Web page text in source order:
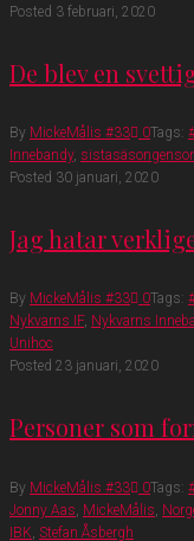
Posted 3 februari, 2020
De blev en
By MickeMålis #33 0Tags:
Innebandy,
Posted 30 januari, 2020
Jag hatar
By MickeMålis #33 0Tags:
Nykvarns IF, Nykvarns
Unihoc
Posted 23 januari, 2020
Personer som
By MickeMålis #33 0Tags:
Jonny Aas MickeMålis
IBK Stefan Åsbergh